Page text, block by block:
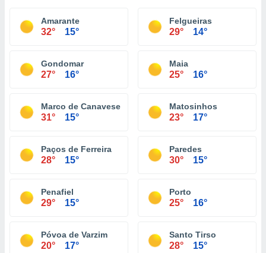
Amarante
32° 15°
Felgueiras
29° 14°
Gondomar
27° 16°
Maia
25° 16°
Marco de Canaveses
31° 15°
Matosinhos
23° 17°
Paços de Ferreira
28° 15°
Paredes
30° 15°
Penafiel
29° 15°
Porto
25° 16°
Póvoa de Varzim
20° 17°
Santo Tirso
28° 15°